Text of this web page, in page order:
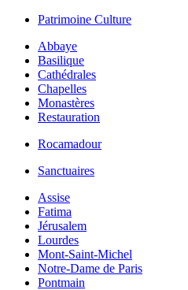
Patrimoine Culture
Abbaye
Basilique
Cathédrales
Chapelles
Monastères
Restauration
Rocamadour
Sanctuaires
Assise
Fatima
Jérusalem
Lourdes
Mont-Saint-Michel
Notre-Dame de Paris
Pontmain